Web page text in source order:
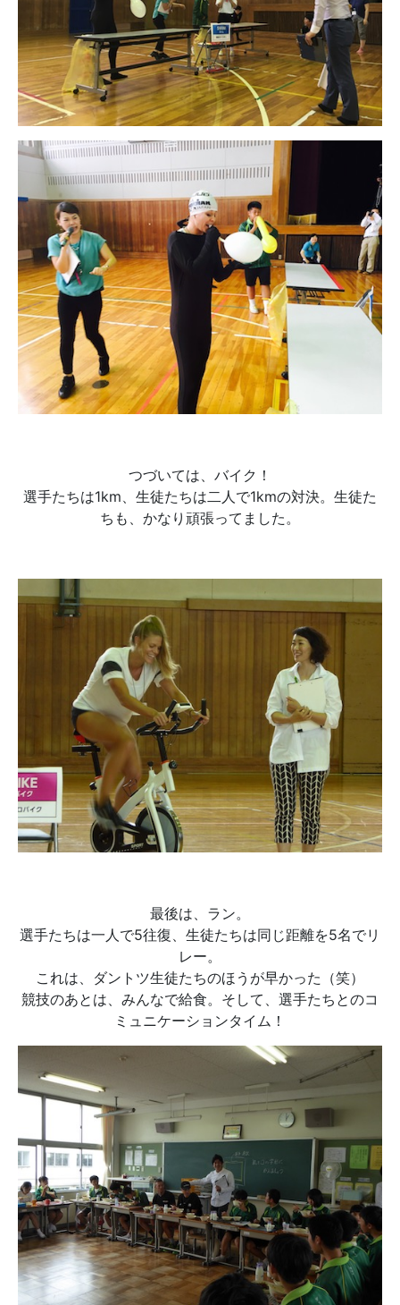
つづいては、バイク！
選手たちは1km、生徒たちは二人で1kmの対決。生徒た
ちも、かなり頑張ってました。
最後は、ラン。
選手たちは一人で5往復、生徒たちは同じ距離を5名でリ
レー。
これは、ダントツ生徒たちのほうが早かった（笑）
競技のあとは、みんなで給食。そして、選手たちとのコ
ミュニケーションタイム！